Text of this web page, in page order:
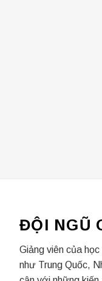
ĐỘI NGŨ
Giảng viên của
như Trung Quốc,